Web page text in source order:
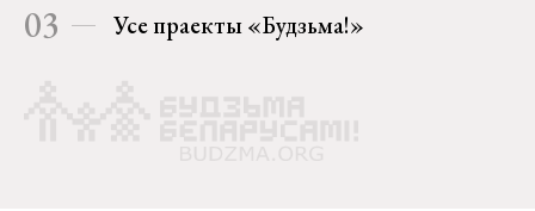
03 Усе праекты «Будзьма!»